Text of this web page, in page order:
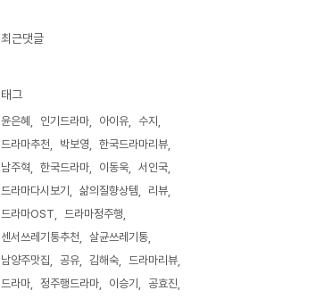
최근댓글
태그
윤은혜 인기드라마 아이유
수지
드라마추천
박보영
한국드라마리뷰
남주혁
한국드라마 이동욱
서인국
드라마다시보기
삶의질향상템
리뷰
드라마OST
드라마정주행
센서쓰레기통추천
살균쓰레기통
남양주맛집
공유 김해숙
드라마리뷰
드라마
정주행드라마 이승기
공효진